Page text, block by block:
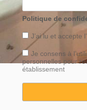
Politique de
J’ai lu et accepte
Je consens à
personnelles pour
établissement